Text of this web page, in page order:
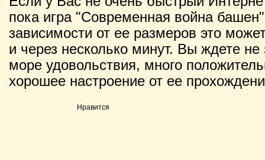
пока игра "Современная война башен"
зависимости от ее размеров это
и через несколько минут. Вы ждете не
море удовольствия, много
хорошее настроение от ее
Нравится